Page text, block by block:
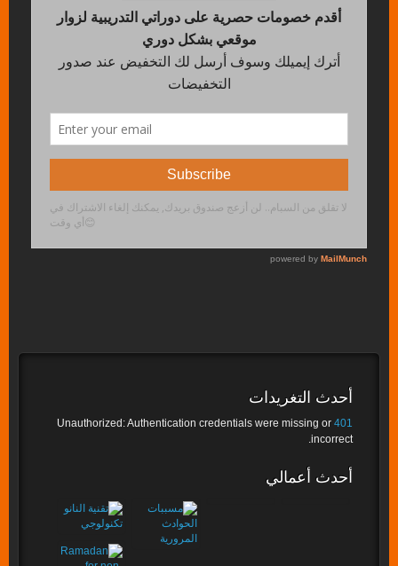
أحدث التغريدات
401
Unauthorized: Authentication credentials were missing or
incorrect.
أحدث أعمالي